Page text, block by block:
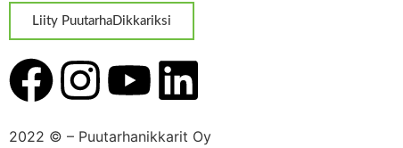
Liity PuutarhaDikkariksi
2022 © – Puutarhanikkarit Oy